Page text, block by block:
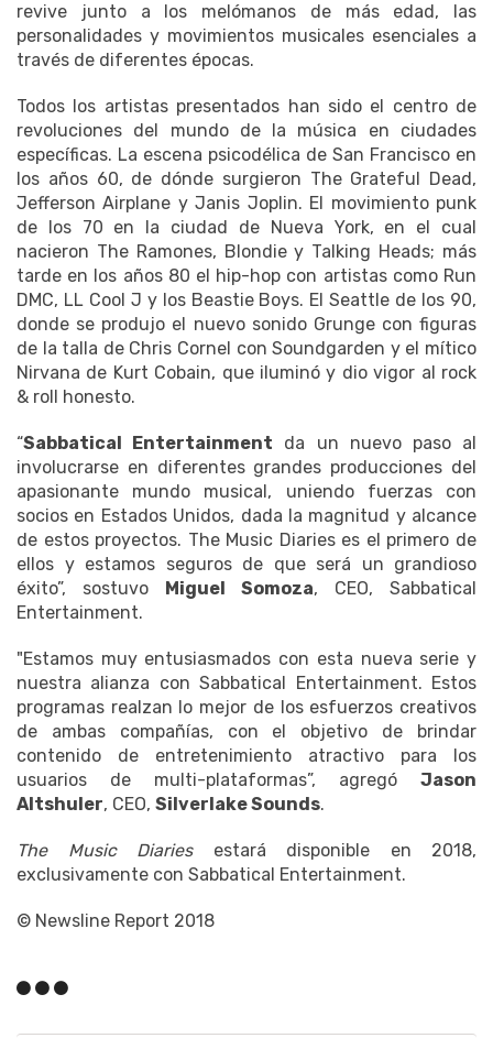
revive junto a los melómanos de más edad, las
personalidades y movimientos musicales esenciales a
través de diferentes épocas.
Todos los artistas presentados han sido el centro de
revoluciones del mundo de la música en ciudades
específicas. La escena psicodélica de San Francisco en
los años 60, de dónde surgieron The Grateful Dead,
Jefferson Airplane y Janis Joplin. El movimiento punk
de los 70 en la ciudad de Nueva York, en el cual
nacieron The Ramones, Blondie y Talking Heads; más
tarde en los años 80 el hip-hop con artistas como Run
DMC, LL Cool J y los Beastie Boys. El Seattle de los 90,
donde se produjo el nuevo sonido Grunge con figuras
de la talla de Chris Cornel con Soundgarden y el mítico
Nirvana de Kurt Cobain, que iluminó y dio vigor al rock
& roll honesto.
“Sabbatical Entertainment da un nuevo paso al
involucrarse en diferentes grandes producciones del
apasionante mundo musical, uniendo fuerzas con
socios en Estados Unidos, dada la magnitud y alcance
de estos proyectos. The Music Diaries es el primero de
ellos y estamos seguros de que será un grandioso
éxito”, sostuvo Miguel Somoza, CEO, Sabbatical
Entertainment.
"Estamos muy entusiasmados con esta nueva serie y
nuestra alianza con Sabbatical Entertainment. Estos
programas realzan lo mejor de los esfuerzos creativos
de ambas compañías, con el objetivo de brindar
contenido de entretenimiento atractivo para los
usuarios de multi-plataformas”, agregó Jason
Altshuler, CEO, Silverlake Sounds.
The Music Diariesestará disponible en 2018,
exclusivamente con Sabbatical Entertainment.
© Newsline Report 2018